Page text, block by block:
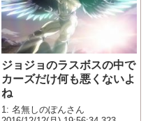
ジョジョのラスボスの中で
カーズだけ何も悪くないよ
ね
1: 名無しのぽんさん